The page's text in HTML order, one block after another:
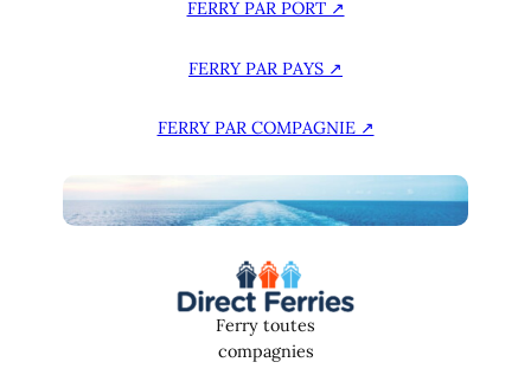
FERRY PAR PORT ↗
FERRY PAR PAYS ↗
FERRY PAR COMPAGNIE ↗
Ferry toutes
compagnies